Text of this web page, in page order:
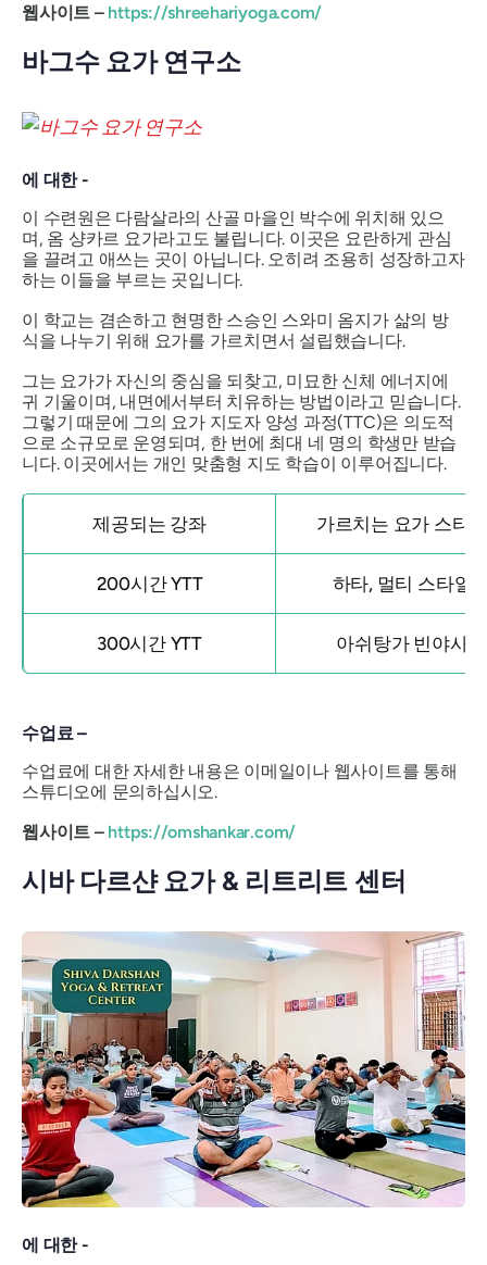
웹사이트 – https://shreehariyoga.com/
바그수 요가 연구소
에 대한 -
이 수련원은 다람살라의 산골 마을인 박수에 위치해 있으
며, 옴 샹카르 요가라고도 불립니다. 이곳은 요란하게 관심
을 끌려고 애쓰는 곳이 아닙니다. 오히려 조용히 성장하고자
하는 이들을 부르는 곳입니다.
이 학교는 겸손하고 현명한 스승인 스와미 옴지가 삶의 방
식을 나누기 위해 요가를 가르치면서 설립했습니다.
그는 요가가 자신의 중심을 되찾고, 미묘한 신체 에너지에
귀 기울이며, 내면에서부터 치유하는 방법이라고 믿습니다.
그렇기 때문에 그의 요가 지도자 양성 과정(TTC)은 의도적
으로 소규모로 운영되며, 한 번에 최대 네 명의 학생만 받습
니다. 이곳에서는 개인 맞춤형 지도 학습이 이루어집니다.
제공되는 강좌 가르치는 요가 스타
200시간 YTT 하타, 멀티 스타일
300시간 YTT 아쉬탕가 빈야사
수업료 –
수업료에 대한 자세한 내용은 이메일이나 웹사이트를 통해
스튜디오에 문의하십시오.
웹사이트 – https://omshankar.com/
시바 다르샨 요가 & 리트리트 센터
에 대한 -